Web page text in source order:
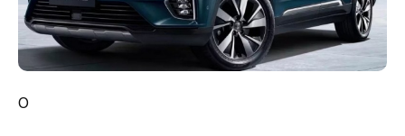
0